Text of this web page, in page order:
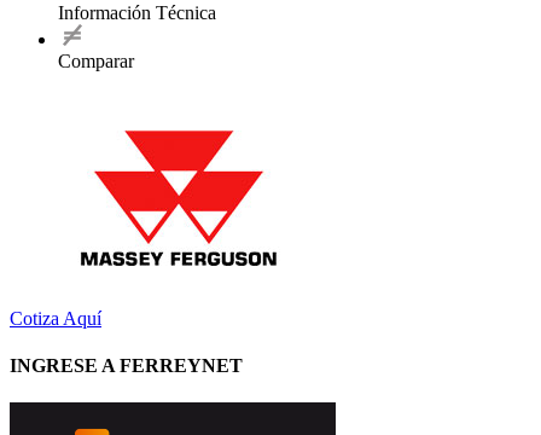
Información Técnica
Comparar
Cotiza Aquí
INGRESE A FERREYNET